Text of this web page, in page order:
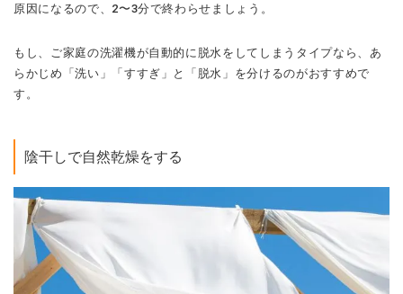
原因になるので、2〜3分で終わらせましょう。
もし、ご家庭の洗濯機が自動的に脱水をしてしまうタイプなら、あ
らかじめ「洗い」「すすぎ」と「脱水」を分けるのがおすすめで
す。
陰干しで自然乾燥をする